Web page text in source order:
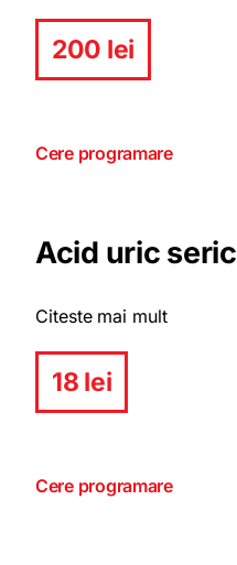
200 lei
Cere programare
Acid uric seric
Citeste mai mult
18 lei
Cere programare